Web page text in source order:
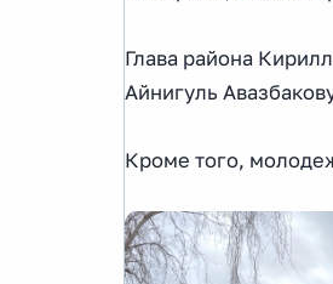
Глава района
Айнигуль
Кроме того,